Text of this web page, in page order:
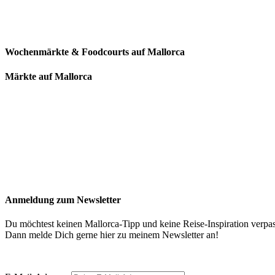
Wochenmärkte & Foodcourts auf Mallorca
Märkte auf Mallorca
Anmeldung zum Newsletter
Du möchtest keinen Mallorca-Tipp und keine Reise-Inspiration
Dann melde Dich gerne hier zu meinem Newsletter an!